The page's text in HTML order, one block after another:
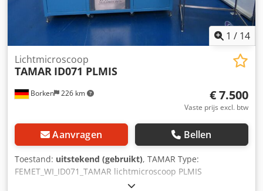
1 / 14
Borken 226 km
Lichtmicroscoop
TAMAR ID071 PLMIS
€ 7.500
Vaste prijs excl. btw
Aanvragen Bellen
Toestand: uitstekend (gebruikt), TAMAR Type:
FEMET_WI_ID071_TAMAR lichtmicroscoop PLMIS
Lichtmicroscoop De TAMAR lichtmicroscoop ID071 dient